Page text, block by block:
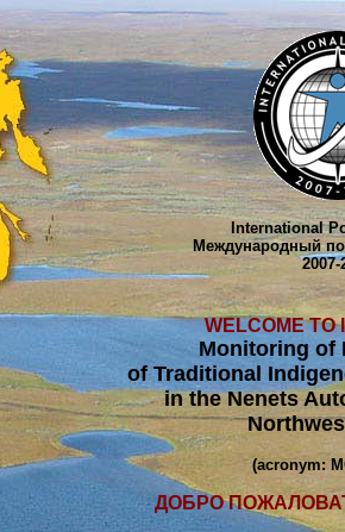
International
Международный
2007-
WELCOME TO
Monitoring of
of Traditional
in the Nenets
(acronym:
ДОБРО